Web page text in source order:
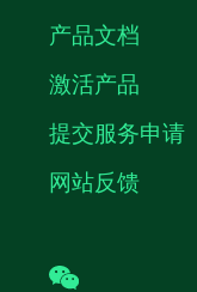
产品文档
激活产品
提交服务申请
网站反馈
wechat